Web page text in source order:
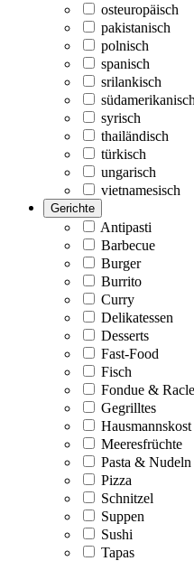
osteuropäisch
pakistanisch
polnisch
spanisch
srilankisch
südamerikanisch
syrisch
thailändisch
türkisch
ungarisch
vietnamesisch
Gerichte
Antipasti
Barbecue
Burger
Burrito
Curry
Delikatessen
Desserts
Fast-Food
Fisch
Fondue &
Gegrilltes
Hausmannskost
Meeresfrüchte
Pasta & Nudeln
Pizza
Schnitzel
Suppen
Sushi
Tapas